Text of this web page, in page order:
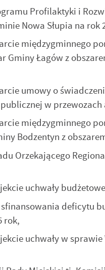
Profilaktyki i
Nowa Słupia na rok
międzygminnego
Gminy Łagów z
umowy o
w
międzygminnego
Bodzentyn z
Orzekającego
uchwały
deficytu
rok,
uchwały w sprawie
Szanujemy Twoją
Niezbędne
usług.
wypełniania